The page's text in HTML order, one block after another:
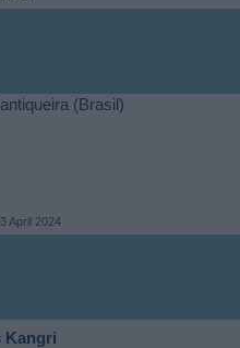
(Brasil)
April 2024
Kangri